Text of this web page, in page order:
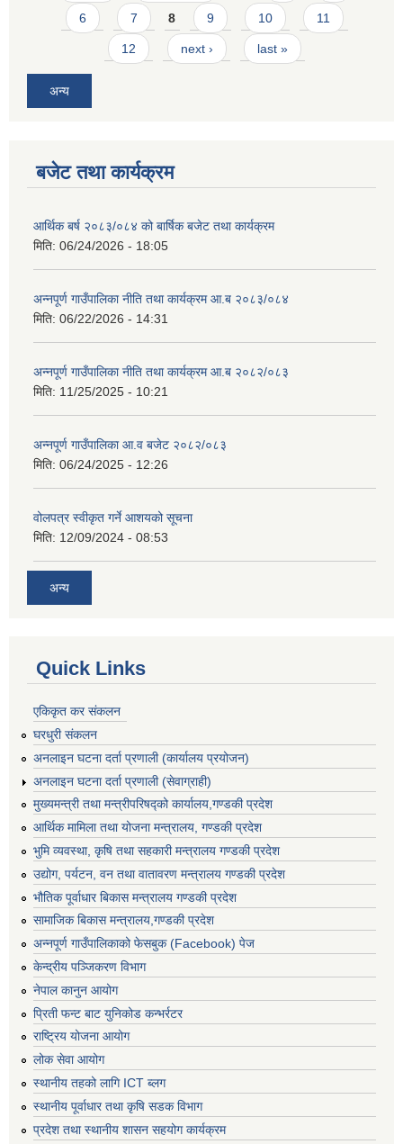
6 7 8 9 10 11
12 next › last »
अन्य
बजेट तथा कार्यक्रम
आर्थिक बर्ष २०८३/०८४ को बार्षिक बजेट तथा कार्यक्रम
मिति: 06/24/2026 - 18:05
अन्नपूर्ण गाउँपालिका नीति तथा कार्यक्रम आ.ब २०८३/०८४
मिति: 06/22/2026 - 14:31
अन्नपूर्ण गाउँपालिका नीति तथा कार्यक्रम आ.ब २०८२/०८३
मिति: 11/25/2025 - 10:21
अन्नपूर्ण गाउँपालिका आ.व बजेट २०८२/०८३
मिति: 06/24/2025 - 12:26
वोलपत्र स्वीकृत गर्ने आशयको सूचना
मिति: 12/09/2024 - 08:53
अन्य
Quick Links
एकिकृत कर संकलन
घरधुरी संकलन
अनलाइन घटना दर्ता प्रणाली (कार्यालय प्रयोजन)
अनलाइन घटना दर्ता प्रणाली (सेवाग्राही)
मुख्यमन्त्री तथा मन्त्रीपरिषद्को कार्यालय,गण्डकी प्रदेश
आर्थिक मामिला तथा योजना मन्त्रालय, गण्डकी प्रदेश
भुमि व्यवस्था, कृषि तथा सहकारी मन्त्रालय गण्डकी प्रदेश
उद्योग, पर्यटन, वन तथा वातावरण मन्त्रालय गण्डकी प्रदेश
भौतिक पूर्वाधार बिकास मन्त्रालय गण्डकी प्रदेश
सामाजिक बिकास मन्त्रालय,गण्डकी प्रदेश
अन्नपूर्ण गाउँपालिकाको फेसबुक (Facebook) पेज
केन्द्रीय पञ्जिकरण विभाग
नेपाल कानुन आयोग
प्रिती फन्ट बाट युनिकोड कन्भर्रटर
राष्ट्रिय योजना आयोग
लोक सेवा आयोग
स्थानीय तहको लागि ICT ब्लग
स्थानीय पूर्वाधार तथा कृषि सडक विभाग
प्रदेश तथा स्थानीय शासन सहयोग कार्यक्रम